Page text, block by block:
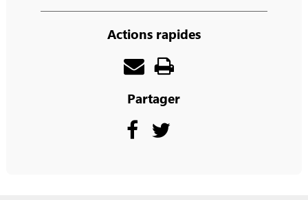
Actions rapides
Partager